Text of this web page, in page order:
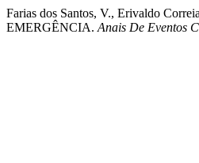
Farias dos Santos, V., Erivaldo
EMERGÊNCIA. Anais De Eventos